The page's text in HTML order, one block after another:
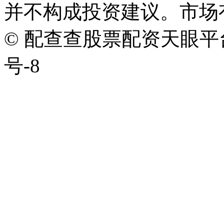
并不构成投资建议。市
© 配查查股票配资天眼平
号-8